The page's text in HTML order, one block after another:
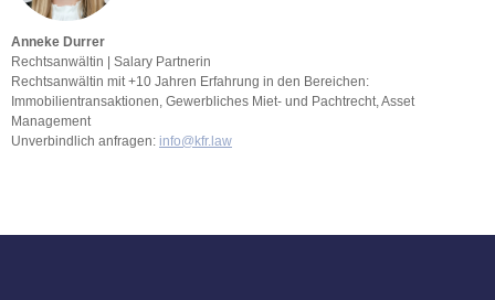
Anneke Durrer
Rechtsanwältin | Salary Partnerin
Rechtsanwältin mit +10 Jahren Erfahrung in den Bereichen:
Immobilientransaktionen, Gewerbliches Miet- und Pachtrecht, Asset
Management
Unverbindlich anfragen: info@kfr.law